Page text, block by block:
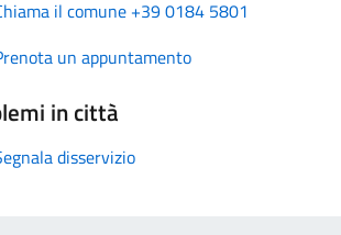
il comune +39 0184 5801
un appuntamento
in città
disservizio